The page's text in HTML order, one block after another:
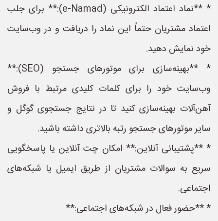
* **نماد اعتماد الکترونیکی (e-Namad):** برای جلب
اعتماد مشتریان حتماً این نماد را دریافت و در وب‌سایت
خود نمایش دهید.
* **بهینه‌سازی برای موتورهای جستجو (SEO):**
وب‌سایت خود را برای کلمات کلیدی مرتبط با فروش
آهن‌آلات بهینه‌سازی کنید تا در نتایج جستجوی گوگل و
سایر موتورهای جستجو رتبه بالاتری داشته باشید.
* **پشتیبانی آنلاین:** امکان چت آنلاین یا پاسخگویی
سریع به سوالات مشتریان از طریق ایمیل یا شبکه‌های
اجتماعی.
* **حضور فعال در شبکه‌های اجتماعی:**